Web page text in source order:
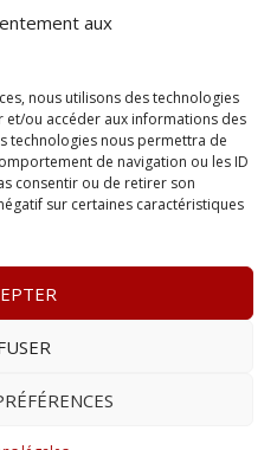
aux
nous utilisons des technologies
ou accéder aux informations des
technologies nous permettra de
de navigation ou les ID
consentir ou de retirer son
sur certaines caractéristiques
–
–